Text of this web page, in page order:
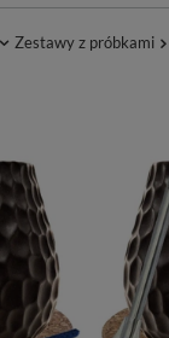
Zestawy z próbkami